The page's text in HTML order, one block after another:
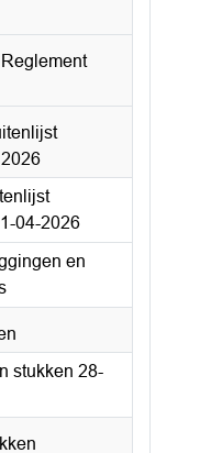
04-2026
en
stukken 28-